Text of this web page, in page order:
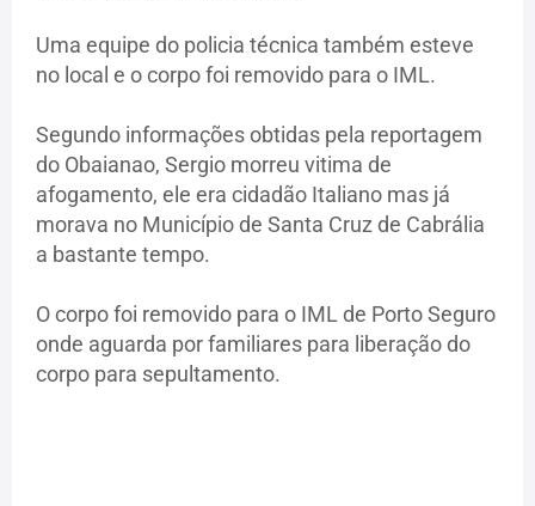
Uma equipe do policia técnica também esteve
no local e o corpo foi removido para o IML.
Segundo informações obtidas pela reportagem
do Obaianao, Sergio morreu vitima de
afogamento, ele era cidadão Italiano mas já
morava no Município de Santa Cruz de Cabrália
a bastante tempo.
O corpo foi removido para o IML de Porto Seguro
onde aguarda por familiares para liberação do
corpo para sepultamento.